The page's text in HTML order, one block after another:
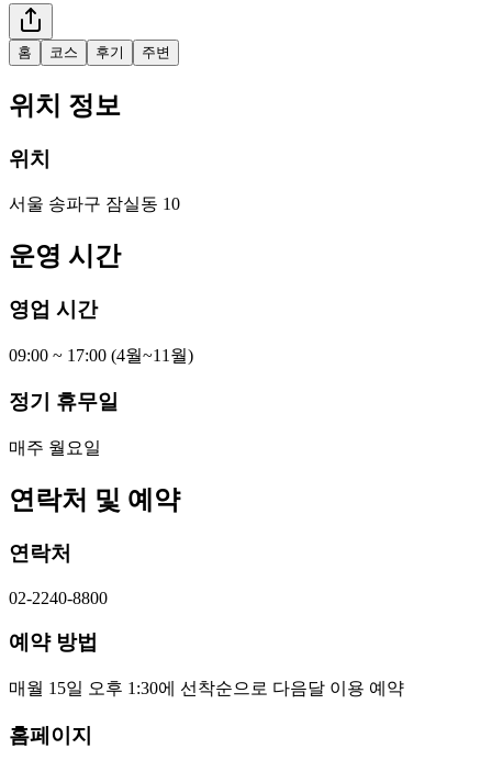
홈 코스 후기 주변
위치 정보
위치
서울 송파구 잠실동 10
운영 시간
영업 시간
09:00 ~ 17:00 (4월~11월)
정기 휴무일
매주 월요일
연락처 및 예약
연락처
02-2240-8800
예약 방법
매월 15일 오후 1:30에 선착순으로 다음달 이용 예약
홈페이지